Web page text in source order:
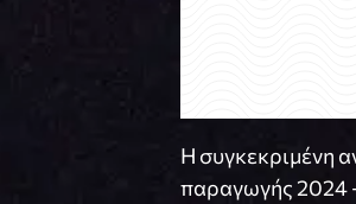
Η συγκεκριμένη
παραγωγής 2024